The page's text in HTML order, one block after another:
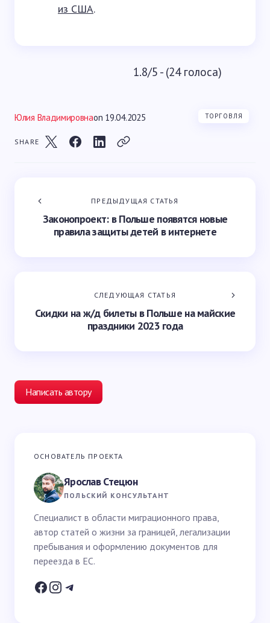
из США.
1.8/5 - (24 голоса)
Юлия Владимировнаon 19.04.2025 ТОРГОВЛЯ
SHARE
ПРЕДЫДУЩАЯ СТАТЬЯ
Законопроект: в Польше появятся новые
правила защиты детей в интернете
СЛЕДУЮЩАЯ СТАТЬЯ
Скидки на ж/д билеты в Польше на майские
праздники 2023 года
Написать автору
Ваш адрес email не будет опубликован.
Ваш вопрос *
Ваше имя *
Email *
ОСНОВАТЕЛЬ ПРОЕКТА
Ярослав Стецюн
ПОЛЬСКИЙ КОНСУЛЬТАНТ
Специалист в области миграционного права,
автор статей о жизни за границей, легализации
пребывания и оформлению документов для
переезда в ЕС.